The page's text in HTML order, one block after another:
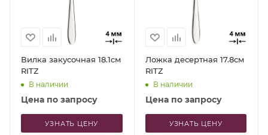
Вилка закусочная 18.1см
RITZ
В наличии
Цена по запросу
УЗНАТЬ ЦЕНУ
Ложка десертная 17.8см
RITZ
В наличии
Цена по запросу
УЗНАТЬ ЦЕНУ